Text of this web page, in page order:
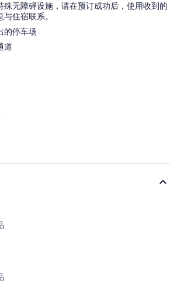
殊无障碍设施，请在预订成功后，使用收到的
住宿联系。
的停车场
道